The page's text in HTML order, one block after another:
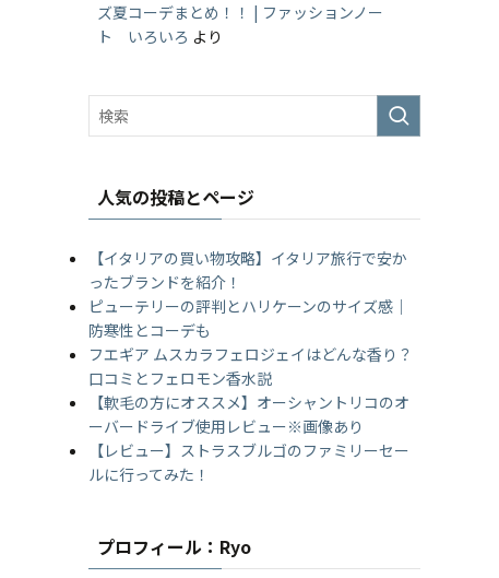
ズ夏コーデまとめ！！ | ファッションノー
ト いろいろ より
人気の投稿とページ
【イタリアの買い物攻略】イタリア旅行で安か
ったブランドを紹介！
ピューテリーの評判とハリケーンのサイズ感｜
防寒性とコーデも
フエギア ムスカラフェロジェイはどんな香り？
口コミとフェロモン香水説
【軟毛の方にオススメ】オーシャントリコのオ
ーバードライブ使用レビュー※画像あり
【レビュー】ストラスブルゴのファミリーセー
ルに行ってみた！
プロフィール：Ryo